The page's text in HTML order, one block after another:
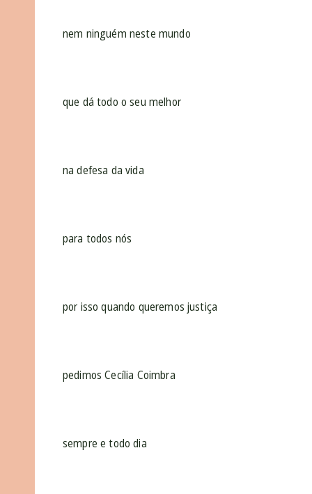
nem ninguém neste mundo
que dá todo o seu melhor
na defesa da vida
para todos nós
por isso quando queremos justiça
pedimos Cecília Coimbra
sempre e todo dia